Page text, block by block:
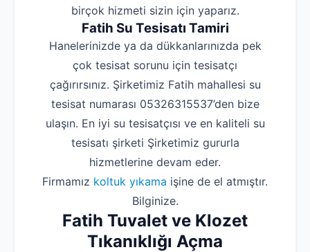
birçok hizmeti sizin için yaparız.
Fatih Su Tesisatı Tamiri
Hanelerinizde ya da dükkanlarınızda pek
çok tesisat sorunu için tesisatçı
çağırırsınız. Şirketimiz Fatih mahallesi su
tesisat numarası 05326315537’den bize
ulaşın. En iyi su tesisatçısı ve en kaliteli su
tesisatı şirketi Şirketimiz gururla
hizmetlerine devam eder.
Firmamız koltuk yıkama işine de el atmıştır.
Bilginize.
Fatih Tuvalet ve Klozet
Tıkanıklığı Açma